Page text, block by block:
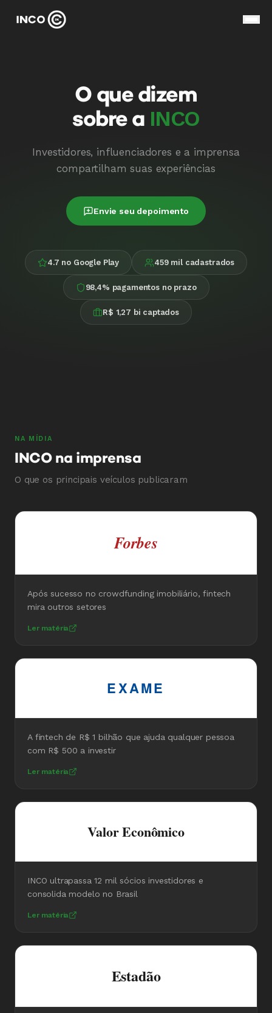
O que dizem
sobre a INCO
Investidores, influenciadores e a imprensa
compartilham suas experiências
Envie seu depoimento
4.7 no Google Play 459 mil cadastrados
98,4% pagamentos no prazo
R$ 1,27 bi captados
NA MÍDIA
INCO na imprensa
O que os principais veículos publicaram
Forbes
Após sucesso no crowdfunding imobiliário, fintech
mira outros setores
Ler matéria
EXAME
A fintech de R$ 1 bilhão que ajuda qualquer pessoa
com R$ 500 a investir
Ler matéria
Valor Econômico
INCO ultrapassa 12 mil sócios investidores e
consolida modelo no Brasil
Ler matéria
Estadão